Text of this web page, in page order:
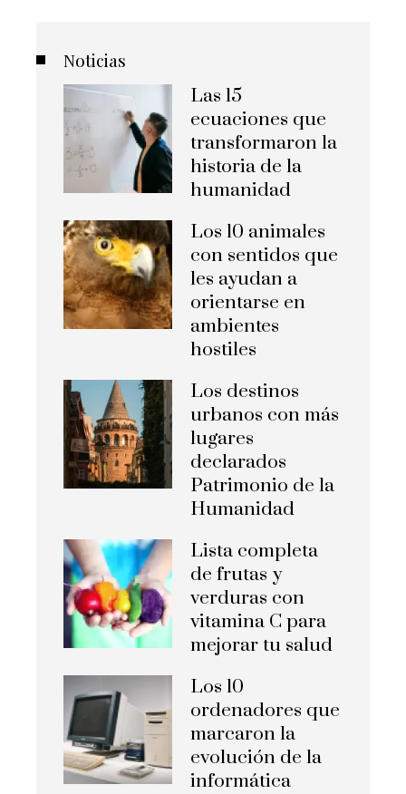
Noticias
Las 15
ecuaciones que
transformaron la
historia de la
humanidad
Los 10 animales
con sentidos que
les ayudan a
orientarse en
ambientes
hostiles
Los destinos
urbanos con más
lugares
declarados
Patrimonio de la
Humanidad
Lista completa
de frutas y
verduras con
vitamina C para
mejorar tu salud
Los 10
ordenadores que
marcaron la
evolución de la
informática